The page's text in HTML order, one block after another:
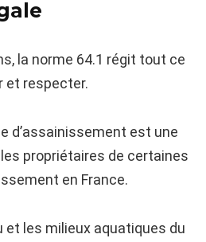
la norme 64.1 régit tout ce
et respecter.
d’assainissement est une
propriétaires de certaines
en France.
et les milieux aquatiques du